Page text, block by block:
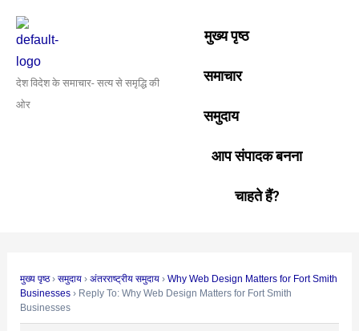
content
देश विदेश के समाचार- सत्य से समृद्धि की
ओर
मुख्य पृष्ठ
समाचार
समुदाय
आप संपादक बनना
चाहते हैं?
मुख्य पृष्ठ › समुदाय › अंतरराष्ट्रीय समुदाय › Why Web Design Matters for Fort Smith
Businesses › Reply To: Why Web Design Matters for Fort Smith
Businesses
navigation